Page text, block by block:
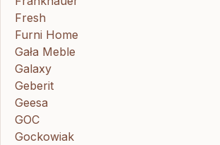
Fresh
Furni Home
Gała Meble
Galaxy
Geberit
Geesa
GOC
Gockowiak